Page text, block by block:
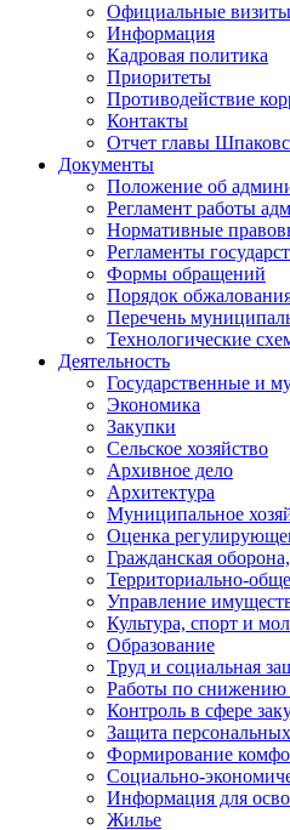
Официальные визиты
Информация
Кадровая политика
Приоритеты
Противодействие
Контакты
Отчет главы
Документы
Положение об
Регламент работы
Нормативные
Регламенты
Формы обращений
Порядок
Перечень
Технологические
Деятельность
Государственные и
Экономика
Закупки
Сельское хозяйство
Архивное дело
Архитектура
Муниципальное
Оценка
Гражданская
Территориально-
Управление
Культура, спорт и
Образование
Труд и социальная
Работы по снижению
Контроль в сфере
Защита
Формирование
Социально-
Информация для
Жилье